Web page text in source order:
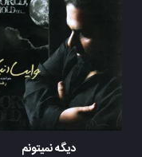
دیگه نمیتونم